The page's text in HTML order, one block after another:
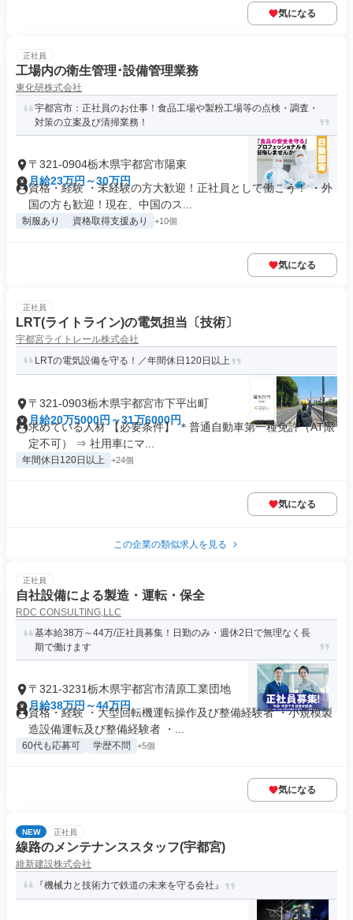
気になる
正社員
工場内の衛生管理･設備管理業務
東化研株式会社
宇都宮市：正社員のお仕事！食品工場や製粉工場等の点検・調査・
対策の立案及び清掃業務！
〒321-0904栃木県宇都宮市陽東
月給23万円～30万円
資格・経験 ・未経験の方大歓迎！正社員として働こう！ ・外
国の方も歓迎！現在、中国のス...
制服あり 資格取得支援あり +10個
気になる
正社員
LRT(ライトライン)の電気担当〔技術〕
宇都宮ライトレール株式会社
LRTの電気設備を守る！／年間休日120日以上
〒321-0903栃木県宇都宮市下平出町
月給20万5000円～31万6000円
求めている人材 【必要条件】 ＊普通自動車第一種免許（AT限
定不可） ⇒ 社用車にマ...
年間休日120日以上 +24個
気になる
この企業の類似求人を見る
正社員
自社設備による製造・運転・保全
RDC CONSULTING,LLC
基本給38万～44万/正社員募集！日勤のみ・週休2日で無理なく長
期で働けます
〒321-3231栃木県宇都宮市清原工業団地
月給38万円～44万円
資格・経験 ・大型回転機運転操作及び整備経験者 ・小規模製
造設備運転及び整備経験者 ・...
60代も応募可 学歴不問 +5個
気になる
NEW 正社員
線路のメンテナンススタッフ(宇都宮)
維新建設株式会社
『機械力と技術力で鉄道の未来を守る会社』